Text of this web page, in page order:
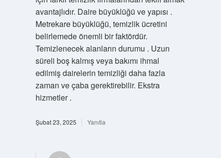
avantajlıdır. Daire büyüklüğü ve yapısı .
Metrekare büyüklüğü, temizlik ücretini
belirlemede önemli bir faktördür.
Temizlenecek alanların durumu . Uzun
süreli boş kalmış veya bakımı ihmal
edilmiş dairelerin temizliği daha fazla
zaman ve çaba gerektirebilir. Ekstra
hizmetler .
Şubat 23, 2025 Yanıtla